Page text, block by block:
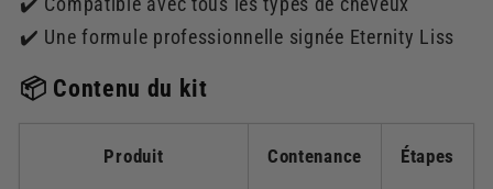
✔️ Une formule professionnelle signée Eternity Liss
📦 Contenu du kit
Produit Contenance Étapes